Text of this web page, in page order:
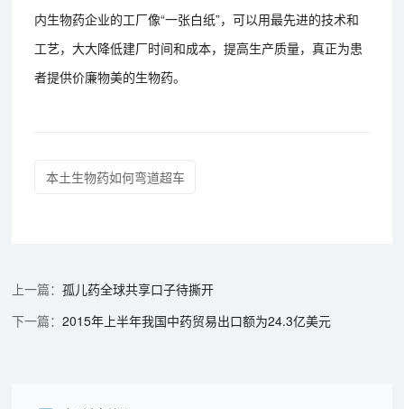
内生物药企业的工厂像“一张白纸”，可以用最先进的技术和
工艺，大大降低建厂时间和成本，提高生产质量，真正为患
者提供价廉物美的生物药。
本土生物药如何弯道超车
孤儿药全球共享口子待撕开
2015年上半年我国中药贸易出口额为24.3亿美元